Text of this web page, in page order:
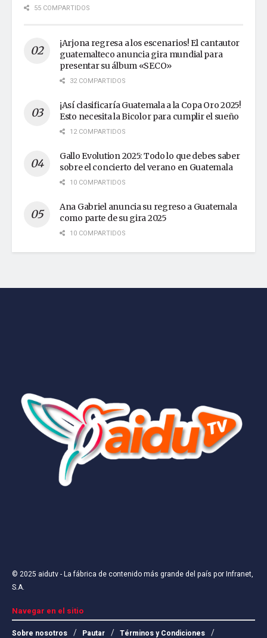
55 COMPARTIDOS
¡Arjona regresa a los escenarios! El cantautor
guatemalteco anuncia gira mundial para
presentar su álbum «SECO»
32 COMPARTIDOS
¡Así clasificaría Guatemala a la Copa Oro 2025!
Esto necesita la Bicolor para cumplir el sueño
12 COMPARTIDOS
Gallo Evolution 2025: Todo lo que debes saber
sobre el concierto del verano en Guatemala
10 COMPARTIDOS
Ana Gabriel anuncia su regreso a Guatemala
como parte de su gira 2025
10 COMPARTIDOS
© 2025 aidutv- La fábrica de contenido más grande del país porInfranet,
S.A.
Navegar en el sitio
Sobre nosotros Pautar Términos y Condiciones